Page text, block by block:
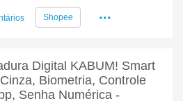
Shopee ...
Digital KABUM! Smart
Biometria, Controle
Senha Numérica -